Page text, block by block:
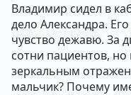
Владимир сидел в
дело Александра.
чувство дежавю. За
сотни пациентов,
зеркальным
мальчик? Почему